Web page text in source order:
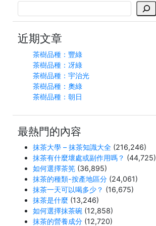
尋
近期文章
茶樹品種：豐綠
茶樹品種：冴綠
茶樹品種：宇治光
茶樹品種：奧綠
茶樹品種：朝日
最熱門的內容
抹茶大學 – 抹茶知識大全 (216,246)
抹茶有什麼壞處或副作用嗎？ (44,725)
如何選擇茶筅 (36,895)
抹茶的種類-按產地區分 (24,061)
抹茶一天可以喝多少？ (16,675)
抹茶是什麼 (13,246)
如何選擇抹茶碗 (12,858)
抹茶的營養成分 (12,720)